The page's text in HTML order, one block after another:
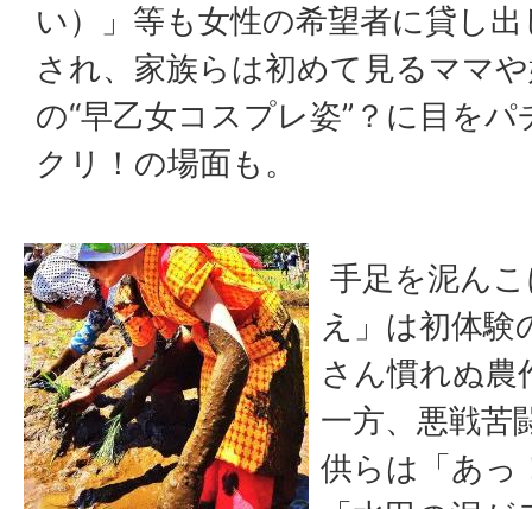
い）」等も女性の希望者に貸し出
され、家族らは初めて見るママ
の“早乙女コスプレ姿”？に目をパ
クリ！の場面も。
手足を泥ん
え」は初体
さん慣れぬ農
一方、悪戦苦
供らは「あっ